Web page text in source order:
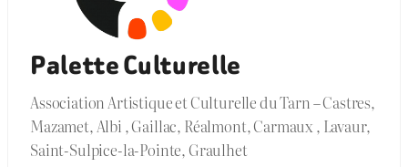
Palette Culturelle
Association Artistique et Culturelle du Tarn – Castres,
Mazamet, Albi , Gaillac, Réalmont, Carmaux , Lavaur,
Saint-Sulpice-la-Pointe, Graulhet